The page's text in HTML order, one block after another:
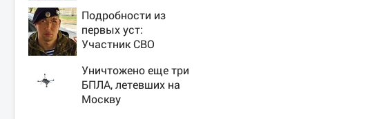
Подробности из
первых уст:
Участник СВО
спасло его в
схватке с медведем
Уничтожено еще три
БПЛА, летевших на
Москву